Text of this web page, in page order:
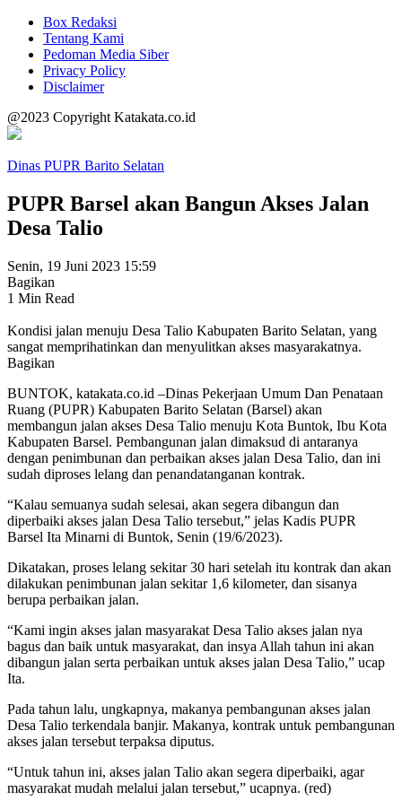
Box Redaksi
Tentang Kami
Pedoman Media Siber
Privacy Policy
Disclaimer
@2023 Copyright Katakata.co.id
Dinas PUPR Barito Selatan
PUPR Barsel akan Bangun Akses Jalan
Desa Talio
Senin, 19 Juni 2023 15:59
Bagikan
1 Min Read
Kondisi jalan menuju Desa Talio Kabupaten Barito Selatan, yang
sangat memprihatinkan dan menyulitkan akses masyarakatnya.
Bagikan
BUNTOK, katakata.co.id –Dinas Pekerjaan Umum Dan Penataan
Ruang (PUPR) Kabupaten Barito Selatan (Barsel) akan
membangun jalan akses Desa Talio menuju Kota Buntok, Ibu Kota
Kabupaten Barsel. Pembangunan jalan dimaksud di antaranya
dengan penimbunan dan perbaikan akses jalan Desa Talio, dan ini
sudah diproses lelang dan penandatanganan kontrak.
“Kalau semuanya sudah selesai, akan segera dibangun dan
diperbaiki akses jalan Desa Talio tersebut,” jelas Kadis PUPR
Barsel Ita Minarni di Buntok, Senin (19/6/2023).
Dikatakan, proses lelang sekitar 30 hari setelah itu kontrak dan akan
dilakukan penimbunan jalan sekitar 1,6 kilometer, dan sisanya
berupa perbaikan jalan.
“Kami ingin akses jalan masyarakat Desa Talio akses jalan nya
bagus dan baik untuk masyarakat, dan insya Allah tahun ini akan
dibangun jalan serta perbaikan untuk akses jalan Desa Talio,” ucap
Ita.
Pada tahun lalu, ungkapnya, makanya pembangunan akses jalan
Desa Talio terkendala banjir. Makanya, kontrak untuk pembangunan
akses jalan tersebut terpaksa diputus.
“Untuk tahun ini, akses jalan Talio akan segera diperbaiki, agar
masyarakat mudah melalui jalan tersebut,” ucapnya. (red)